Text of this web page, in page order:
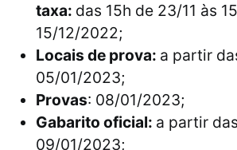
taxa: das 15h de 23/11 às
15/12/2022;
Locais de prova: a partir
05/01/2023;
Provas: 08/01/2023;
Gabarito oficial: a partir
09/01/2023;